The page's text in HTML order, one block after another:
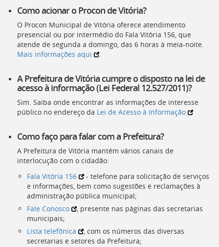
Como acionar o Procon de Vitória?
O Procon Municipal de Vitória oferece atendimento
presencial ou por intermédio do Fala Vitória 156, que
atende de segunda a domingo, das 6 horas à meia-noite.
Mais informações aqui
A Prefeitura de Vitória cumpre o disposto na lei de
acesso à informação (Lei Federal 12.527/2011)?
Sim. Saiba onde encontrar as informações de interesse
público no endereço da Lei de Acesso à Informação
Como faço para falar com a Prefeitura?
A Prefeitura de Vitória mantém vários canais de
interlocução com o cidadão:
Fala Vitória 156
- telefone para solicitação de serviços
e informações, bem como sugestões e reclamações à
administração pública municipal;
Fale Conosco
, presente nas páginas das secretarias
municipais;
Lista telefônica
, com os números das diversas
secretarias e setores da Prefeitura;